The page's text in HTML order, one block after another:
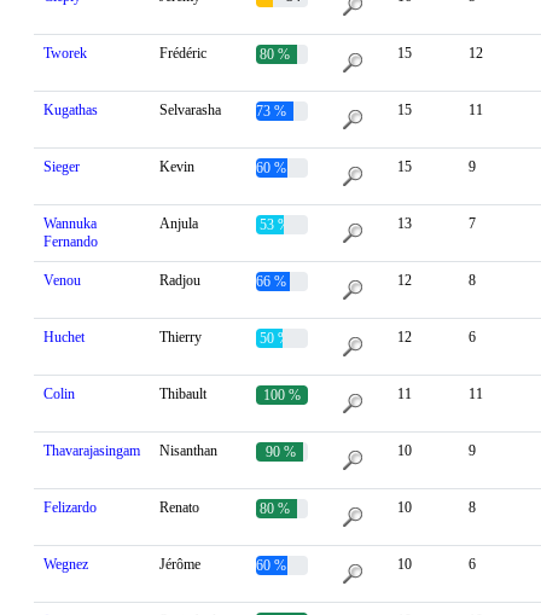
Tworek Frédéric 80 % 15 12
Kugathas Selvarasha 73 % 15 11
Sieger Kevin 60 % 15 9
Wannuka
Fernando
Anjula 53 % 13 7
Venou Radjou 66 % 12 8
Huchet Thierry 50 % 12 6
Colin Thibault 100 % 11 11
Thavarajasingam Nisanthan 90 % 10 9
Felizardo Renato 80 % 10 8
Wegnez Jérôme 60 % 10 6